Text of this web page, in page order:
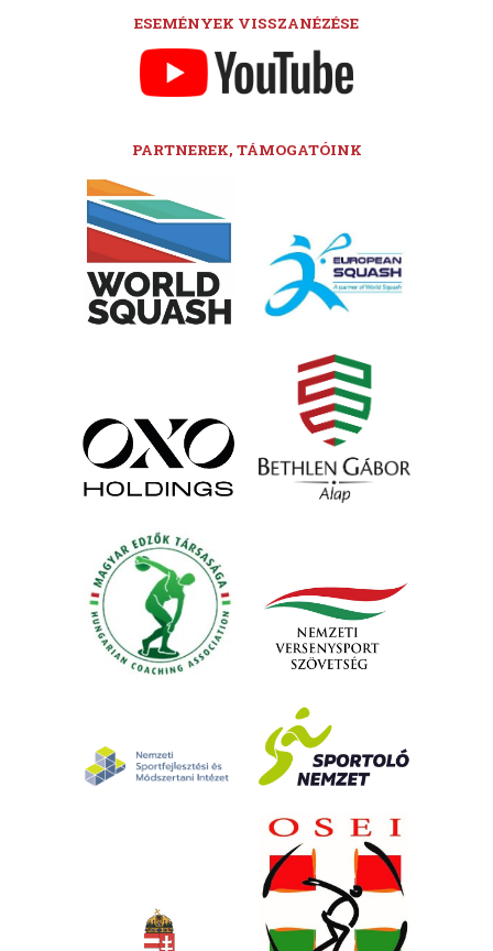
ESEMÉNYEK VISSZANÉZÉSE
PARTNEREK, TÁMOGATÓINK